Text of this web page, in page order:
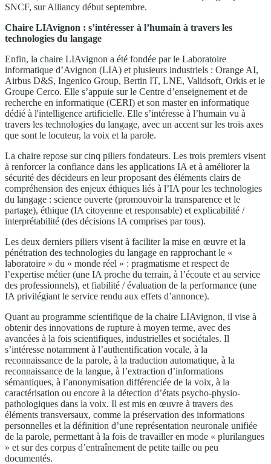
SNCF, sur Alliancy début septembre.
Chaire LIAvignon : s’intéresser à l’humain à travers les
technologies du langage
Enfin, la chaire LIAvignon a été fondée par le Laboratoire
informatique d’Avignon (LIA) et plusieurs industriels : Orange AI,
Airbus D&S, Ingenico Group, Bertin IT, LNE, Validsoft, Orkis et le
Groupe Cerco. Elle s’appuie sur le Centre d’enseignement et de
recherche en informatique (CERI) et son master en informatique
dédié à l'intelligence artificielle. Elle s’intéresse à l’humain vu à
travers les technologies du langage, avec un accent sur les trois axes
que sont le locuteur, la voix et la parole.
La chaire repose sur cinq piliers fondateurs. Les trois premiers visent
à renforcer la confiance dans les applications IA et à améliorer la
sécurité des décideurs en leur proposant des éléments clairs de
compréhension des enjeux éthiques liés à l’IA pour les technologies
du langage : science ouverte (promouvoir la transparence et le
partage), éthique (IA citoyenne et responsable) et explicabilité /
interprétabilité (des décisions IA comprises par tous).
Les deux derniers piliers visent à faciliter la mise en œuvre et la
pénétration des technologies du langage en rapprochant le «
laboratoire » du « monde réel » : pragmatisme et respect de
l’expertise métier (une IA proche du terrain, à l’écoute et au service
des professionnels), et fiabilité / évaluation de la performance (une
IA privilégiant le service rendu aux effets d’annonce).
Quant au programme scientifique de la chaire LIAvignon, il vise à
obtenir des innovations de rupture à moyen terme, avec des
avancées à la fois scientifiques, industrielles et sociétales. Il
s’intéresse notamment à l’authentification vocale, à la
reconnaissance de la parole, à la traduction automatique, à la
reconnaissance de la langue, à l’extraction d’informations
sémantiques, à l’anonymisation différenciée de la voix, à la
caractérisation ou encore à la détection d’états psycho-physio-
pathologiques dans la voix. Il est mis en œuvre à travers des
éléments transversaux, comme la préservation des informations
personnelles et la définition d’une représentation neuronale unifiée
de la parole, permettant à la fois de travailler en mode « plurilangues
» et sur des corpus d’entraînement de petite taille ou peu
documentés.